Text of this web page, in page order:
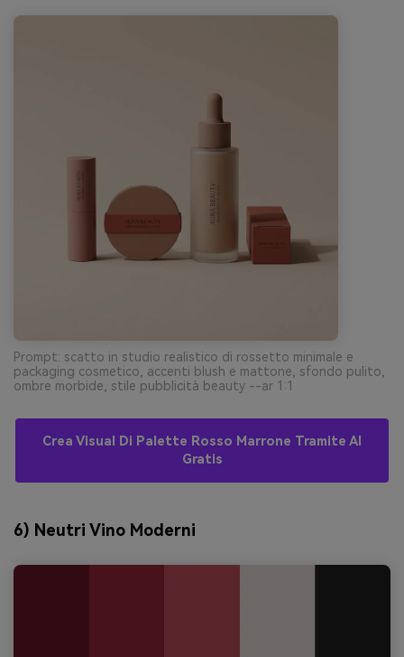
Prompt: scatto in studio realistico di rossetto minimale e
packaging cosmetico, accenti blush e mattone, sfondo pulito,
ombre morbide, stile pubblicità beauty --ar 1:1
Crea Visual Di Palette Rosso Marrone Tramite AI
Gratis
6) Neutri Vino Moderni